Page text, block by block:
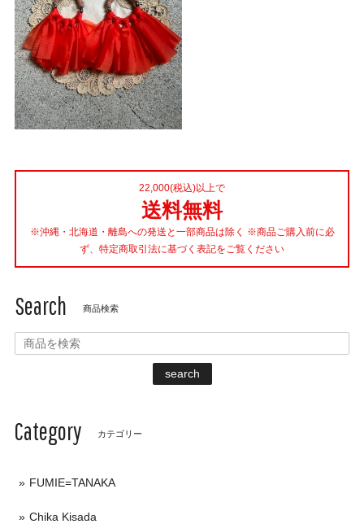
22,000(税込)以上で
送料無料
※沖縄・北海道・離島への発送と一部商品は除く ※商品ご購入前に必
ず、特定商取引法に基づく表記をご覧ください
Search 商品検索
search
Category カテゴリー
FUMIE=TANAKA
Chika Kisada